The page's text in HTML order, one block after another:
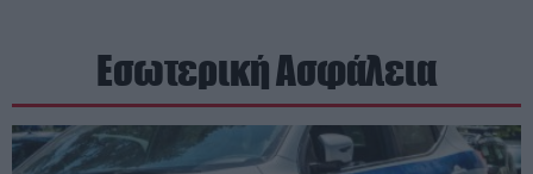
Εσωτερική Ασφάλεια